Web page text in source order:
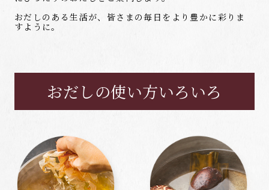
おだしのある生活が、皆さまの毎日をより豊かに彩りま
すように。
おだしの使い方いろいろ